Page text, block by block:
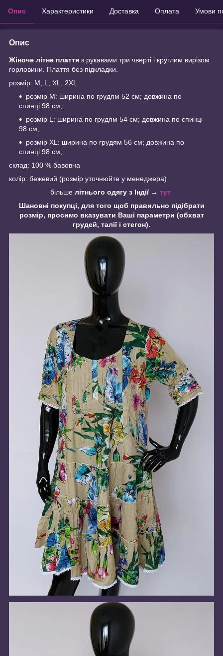
Опис Характеристики Доставка Оплата Умови
Опис
Жіноче літне плаття з рукавами три чверті і круглим вирізом
горловини. Плаття без підкладки.
розмір: M, L, XL, 2XL
розмір M: ширина по грудям 52 см; довжина по
спинці 98 см;
розмір L: ширина по грудям 54 см; довжина по спинці
98 см;
розмір XL: ширина по грудям 56 см; довжина по
спинці 98 см;
склад: 100 % бавовна
колір: бежевий (розмір уточнюйте у менеджера)
більше літнього одягу з Індії → тут
Шановні покупці, для того щоб правильно підібрати
розмір, просимо вказувати Ваші параметри (обхват
грудей, талії і стегон).